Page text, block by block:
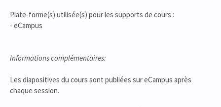
Plate-forme(s) utilisée(s) pour les supports de cours :
- eCampus
Informations complémentaires:
Les diapositives du cours sont publiées sur eCampus après
chaque session.